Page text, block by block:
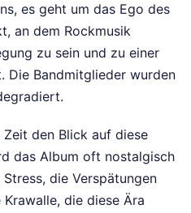
es geht um das Ego des
an dem Rockmusik
zu sein und zu einer
Die Bandmitglieder wurden
den Blick auf diese
das Album oft nostalgisch
die Verspätungen
die diese Ära